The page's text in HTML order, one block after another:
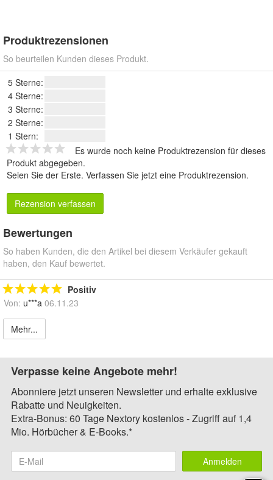
Produktrezensionen
So beurteilen Kunden dieses Produkt.
5 Sterne:
4 Sterne:
3 Sterne:
2 Sterne:
1 Stern:
Es wurde noch keine Produktrezension für dieses
Produkt abgegeben.
Seien Sie der Erste. Verfassen Sie jetzt eine Produktrezension.
Rezension verfassen
Bewertungen
So haben Kunden, die den Artikel bei diesem Verkäufer gekauft
haben, den Kauf bewertet.
Positiv
Von: u***a 06.11.23
Mehr...
Verpasse keine Angebote mehr!
Abonniere jetzt unseren Newsletter und erhalte exklusive
Rabatte und Neuigkeiten.
Extra-Bonus: 60 Tage Nextory kostenlos - Zugriff auf 1,4
Mio. Hörbücher & E-Books.*
Anmelden